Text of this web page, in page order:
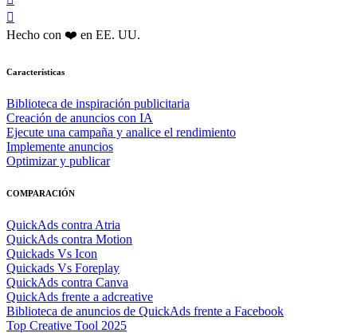

Hecho con ❤️ en EE. UU.
Características
Biblioteca de inspiración publicitaria
Creación de anuncios con IA
Ejecute una campaña y analice el rendimiento
Implemente anuncios
Optimizar y publicar
COMPARACIÓN
QuickAds contra Atria
QuickAds contra Motion
Quickads Vs Icon
Quickads Vs Foreplay
QuickAds contra Canva
QuickAds frente a adcreative
Biblioteca de anuncios de QuickAds frente a Facebook
Top Creative Tool 2025